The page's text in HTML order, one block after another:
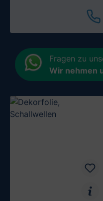
Fragen zu
Wir nehmen